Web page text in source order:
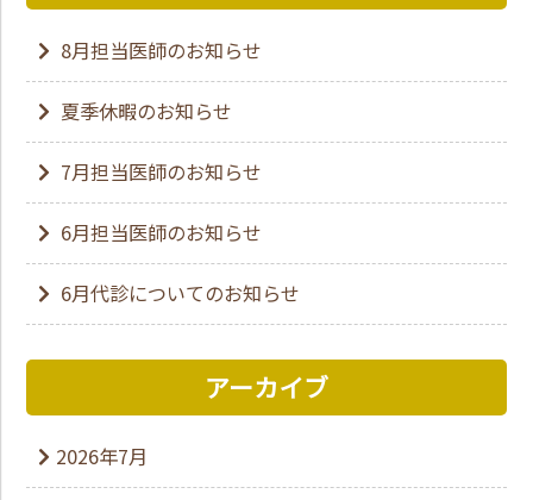
8月担当医師のお知らせ
夏季休暇のお知らせ
7月担当医師のお知らせ
6月担当医師のお知らせ
6月代診についてのお知らせ
アーカイブ
2026年7月